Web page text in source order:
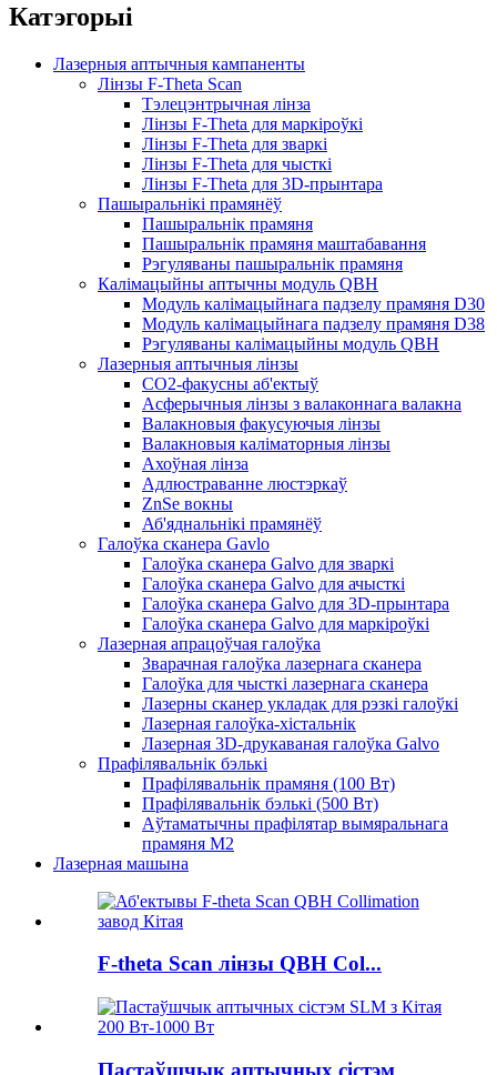
Катэгорыі
Лазерныя аптычныя кампаненты
Лінзы F-Theta Scan
Тэлецэнтрычная лінза
Лінзы F-Theta для маркіроўкі
Лінзы F-Theta для зваркі
Лінзы F-Theta для чысткі
Лінзы F-Theta для 3D-прынтара
Пашыральнікі прамянёў
Пашыральнік прамяня
Пашыральнік прамяня маштабавання
Рэгуляваны пашыральнік прамяня
Калімацыйны аптычны модуль QBH
Модуль калімацыйнага падзелу прамяня D30
Модуль калімацыйнага падзелу прамяня D38
Рэгуляваны калімацыйны модуль QBH
Лазерныя аптычныя лінзы
CO2-факусны аб'ектыў
Асферычныя лінзы з валаконнага валакна
Валакновыя факусуючыя лінзы
Валакновыя каліматорныя лінзы
Ахоўная лінза
Адлюстраванне люстэркаў
ZnSe вокны
Аб'яднальнікі прамянёў
Галоўка сканера Gavlo
Галоўка сканера Galvo для зваркі
Галоўка сканера Galvo для ачысткі
Галоўка сканера Galvo для 3D-прынтара
Галоўка сканера Galvo для маркіроўкі
Лазерная апрацоўчая галоўка
Зварачная галоўка лазернага сканера
Галоўка для чысткі лазернага сканера
Лазерны сканер укладак для рэзкі галоўкі
Лазерная галоўка-хістальнік
Лазерная 3D-друкаваная галоўка Galvo
Прафілявальнік бэлькі
Прафілявальнік прамяня (100 Вт)
Прафілявальнік бэлькі (500 Вт)
Аўтаматычны прафілятар вымяральнага
прамяня M2
Лазерная машына
F-theta Scan лінзы QBH Col...
Пастаўшчык аптычных сістэм